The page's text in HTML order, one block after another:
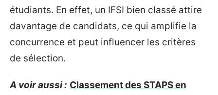
étudiants. En effet, un IFSI bien classé attire
davantage de candidats, ce qui amplifie la
concurrence et peut influencer les critères
de sélection.
A voir aussi : Classement des STAPS en